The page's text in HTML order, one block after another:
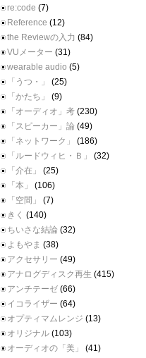
re:code (7)
Reference (12)
the Reviewの入力 (84)
VUメーター (31)
wearable audio (5)
「うつ・」
(25)
「かたち」
(9)
「オーディオ」考 (230)
「スピーカー」論 (49)
「ネットワーク」
(186)
「ルードウィヒ・Ｂ」
(32)
「介在」
(25)
「本」
(106)
「空間」
(7)
きく (140)
ちいさな結論 (32)
よもやま (38)
アクセサリー (49)
アナログディスク再生 (415)
アンチテーゼ (66)
イコライザー (64)
オプティマムレンジ (13)
オリジナル (103)
オーディオの「美」
(41)